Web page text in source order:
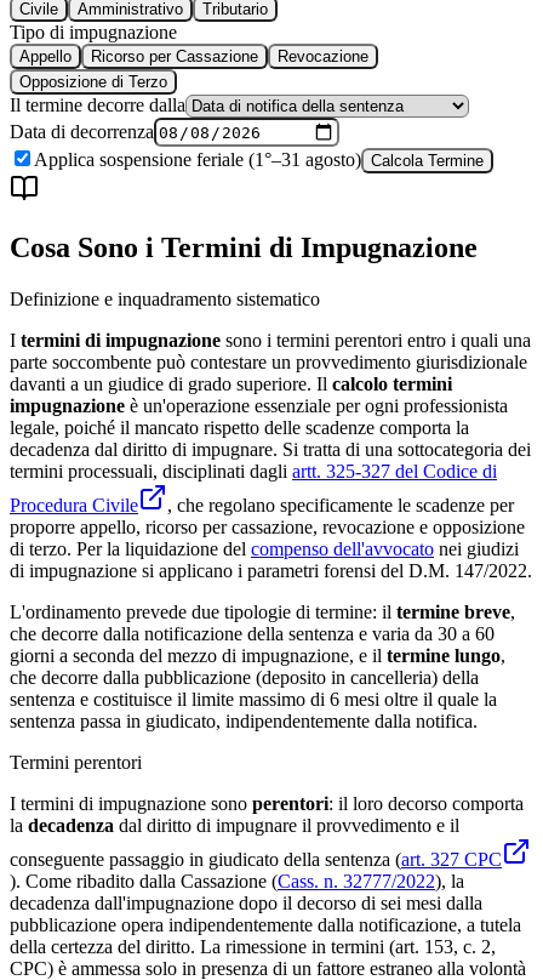
Civile Amministrativo Tributario
Tipo di impugnazione
Appello Ricorso per Cassazione
Revocazione
Opposizione di Terzo
Il termine decorre dalla
Data di decorrenza
Applica sospensione feriale (1°–31 agosto) Calcola Termine
Cosa Sono i Termini di Impugnazione
Definizione e inquadramento sistematico
I termini di impugnazione sono i termini perentori entro i quali una
parte soccombente può contestare un provvedimento giurisdizionale
davanti a un giudice di grado superiore. Il calcolo termini
impugnazione è un'operazione essenziale per ogni professionista
legale, poiché il mancato rispetto delle scadenze comporta la
decadenza dal diritto di impugnare. Si tratta di una sottocategoria dei
termini processuali, disciplinati dagli artt. 325-327 del Codice di
Procedura Civile
, che regolano specificamente le scadenze per
proporre appello, ricorso per cassazione, revocazione e opposizione
di terzo. Per la liquidazione del compenso dell'avvocato nei giudizi
di impugnazione si applicano i parametri forensi del D.M. 147/2022.
L'ordinamento prevede due tipologie di termine: il termine breve,
che decorre dalla notificazione della sentenza e varia da 30 a 60
giorni a seconda del mezzo di impugnazione, e il termine lungo,
che decorre dalla pubblicazione (deposito in cancelleria) della
sentenza e costituisce il limite massimo di 6 mesi oltre il quale la
sentenza passa in giudicato, indipendentemente dalla notifica.
Termini perentori
I termini di impugnazione sono perentori: il loro decorso comporta
la decadenza dal diritto di impugnare il provvedimento e il
conseguente passaggio in giudicato della sentenza (art. 327 CPC
). Come ribadito dalla Cassazione (Cass. n. 32777/2022), la
decadenza dall'impugnazione dopo il decorso di sei mesi dalla
pubblicazione opera indipendentemente dalla notificazione, a tutela
della certezza del diritto. La rimessione in termini (art. 153, c. 2,
CPC) è ammessa solo in presenza di un fattore estraneo alla volontà